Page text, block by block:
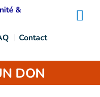
Contact
DON